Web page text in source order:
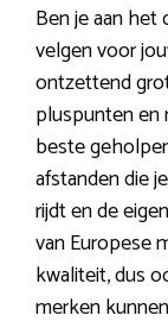
Ben je aan
velgen voor
ontzettend
pluspunten
beste
afstanden die
rijdt en de
van Europese
kwaliteit, dus
merken